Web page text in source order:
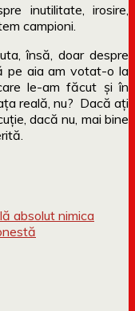
inutilitate, irosire,
campioni.
însă, doar despre
pe aia am votat-o la
le-am făcut și în
reală, nu? Dacă ați
dacă nu, mai bine
absolut nimica